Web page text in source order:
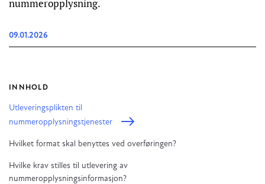
nummeropplysning.
09.01.2026
INNHOLD
Utleveringsplikten til
nummeropplysningstjenester
Hvilket format skal benyttes ved overføringen?
Hvilke krav stilles til utlevering av
nummeropplysningsinformasjon?